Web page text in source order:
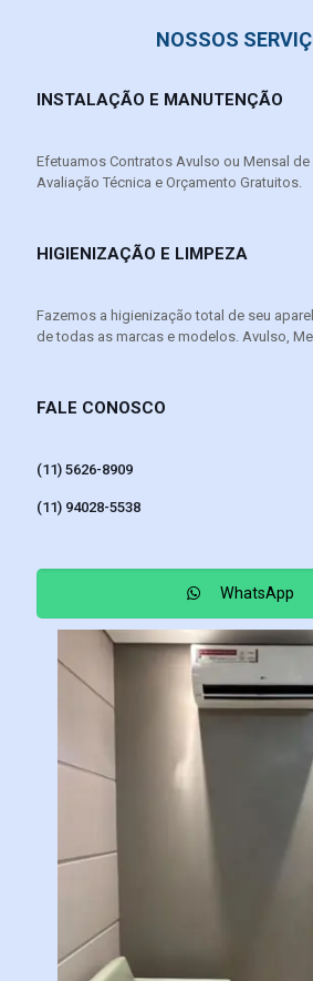
NOSSOS
INSTALAÇÃO E MANUTENÇÃO
Efetuamos Contratos Avulso ou Mensal
Avaliação Técnica e Orçamento Gratuitos.
HIGIENIZAÇÃO E LIMPEZA
Fazemos a higienização total de seu
de todas as marcas e modelos. Avulso,
FALE CONOSCO
(11) 5626-8909
(11) 94028-5538
WhatsApp